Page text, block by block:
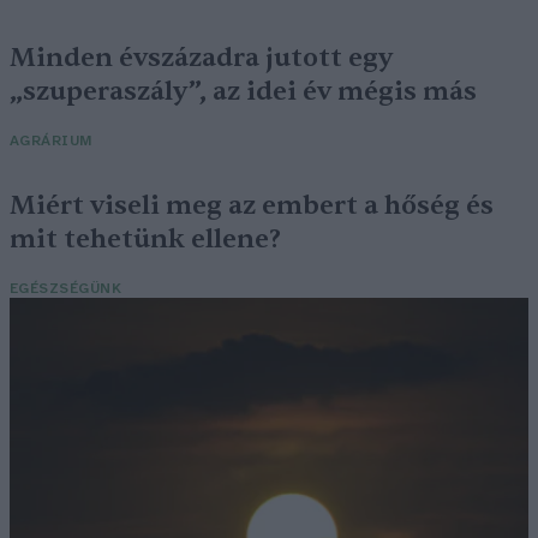
Minden évszázadra jutott egy
„szuperaszály”, az idei év mégis más
AGRÁRIUM
Miért viseli meg az embert a hőség és
mit tehetünk ellene?
EGÉSZSÉGÜNK